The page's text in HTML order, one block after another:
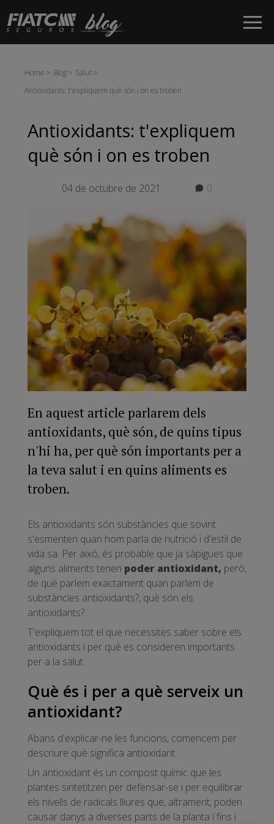
Salta al contingut principal
Home Blog
Salut
Antioxidants: t'expliquem què són i on es troben
Antioxidants: t'expliquem
què són i on es troben
04 de octubre de 2021 0
En aquest article parlarem dels
antioxidants, què són, de quins tipus
n'hi ha, per què són importants per a
la teva salut i en quins aliments es
troben.
Els antioxidants són substàncies que sovint
s'esmenten quan hom parla de nutrició i d'estil de
vida sa. Per això, és probable que ja sàpigues que
alguns aliments tenen poder antioxidant, però,
de què parlem exactament quan parlem de
substàncies antioxidants?, què són els
antioxidants?
T'expliquem tot el que necessites saber sobre els
antioxidants i per què es consideren importants
per a la salut.
Què és i per a què serveix un
antioxidant?
Abans d'explicar-ne les funcions, comencem per
descriure què significa antioxidant.
Un antioxidant és un compost químic que les
plantes sintetitzen per defensar-se i per equilibrar
els nivells de radicals lliures que, altrament, poden
causar danys a diverses parts de la planta i fins i